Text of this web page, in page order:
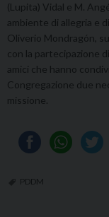
(Lupita) Vidal e M.
ambiente di allegria e
Oliverio Mondragón,
con la partecipazione
amici che hanno
Congregazione due
missione.
PDDM